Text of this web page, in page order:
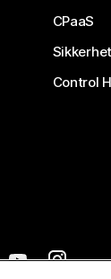
CPaaS
Sikkerhet
Control